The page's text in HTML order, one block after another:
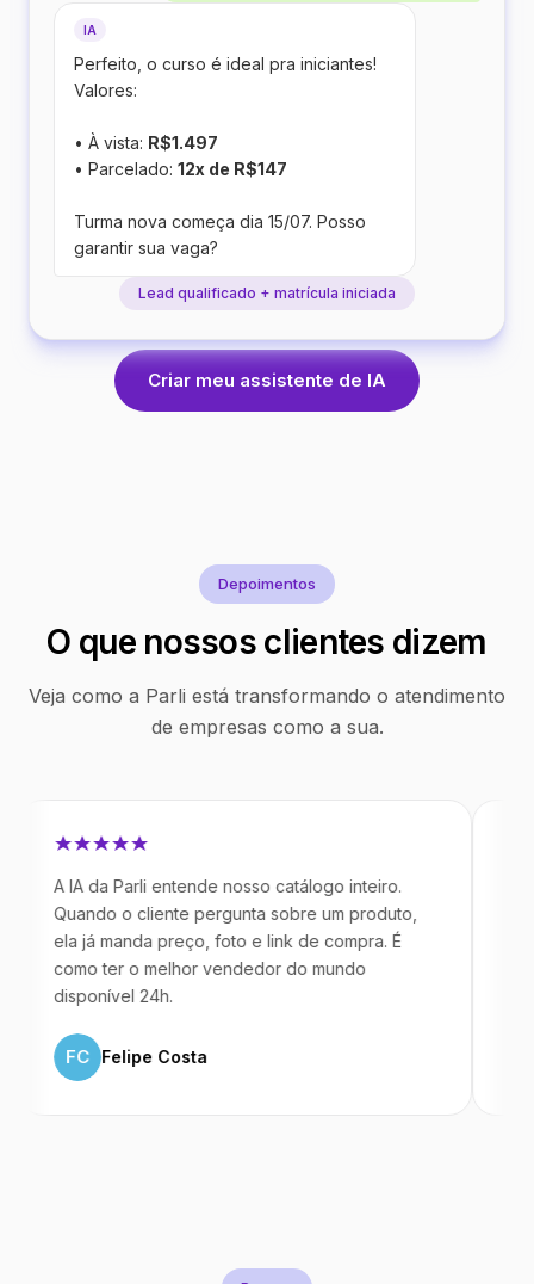
IA
Perfeito, o curso é ideal pra iniciantes!
Valores:
• À vista: R$1.497
• Parcelado: 12x de R$147
Turma nova começa dia 15/07. Posso
garantir sua vaga?
Lead qualificado + matrícula iniciada
Criar meu assistente de IA
Depoimentos
O que nossos clientes dizem
Veja como a Parli está transformando o atendimento
de empresas como a sua.
IA da Parli entende nosso catálogo inteiro.
o cliente pergunta sobre um produto,
já manda preço, foto e link de compra. É
ter o melhor vendedor do mundo
24h.
Felipe Costa